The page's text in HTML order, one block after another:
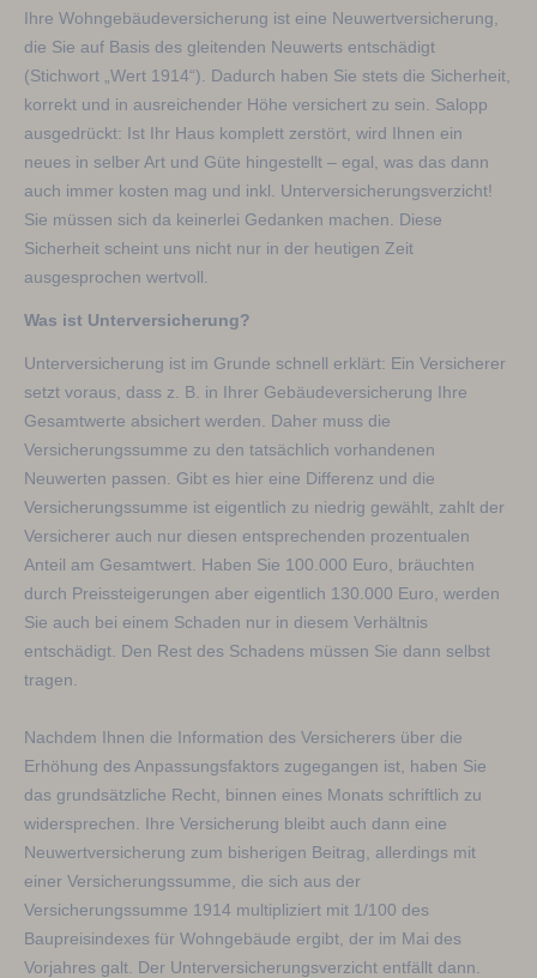
Ihre Wohngebäudeversicherung ist eine Neuwertversicherung,
die Sie auf Basis des gleitenden Neuwerts entschädigt
(Stichwort „Wert 1914“). Dadurch haben Sie stets die Sicherheit,
korrekt und in ausreichender Höhe versichert zu sein. Salopp
ausgedrückt: Ist Ihr Haus komplett zerstört, wird Ihnen ein
neues in selber Art und Güte hingestellt – egal, was das dann
auch immer kosten mag und inkl. Unterversicherungsverzicht!
Sie müssen sich da keinerlei Gedanken machen. Diese
Sicherheit scheint uns nicht nur in der heutigen Zeit
ausgesprochen wertvoll.
Was ist Unterversicherung?
Unterversicherung ist im Grunde schnell erklärt: Ein Versicherer
setzt voraus, dass z. B. in Ihrer Gebäudeversicherung Ihre
Gesamtwerte absichert werden. Daher muss die
Versicherungssumme zu den tatsächlich vorhandenen
Neuwerten passen. Gibt es hier eine Differenz und die
Versicherungssumme ist eigentlich zu niedrig gewählt, zahlt der
Versicherer auch nur diesen entsprechenden prozentualen
Anteil am Gesamtwert. Haben Sie 100.000 Euro, bräuchten
durch Preissteigerungen aber eigentlich 130.000 Euro, werden
Sie auch bei einem Schaden nur in diesem Verhältnis
entschädigt. Den Rest des Schadens müssen Sie dann selbst
tragen.
Nachdem Ihnen die Information des Versicherers über die
Erhöhung des Anpassungsfaktors zugegangen ist, haben Sie
das grundsätzliche Recht, binnen eines Monats schriftlich zu
widersprechen. Ihre Versicherung bleibt auch dann eine
Neuwertversicherung zum bisherigen Beitrag, allerdings mit
einer Versicherungssumme, die sich aus der
Versicherungssumme 1914 multipliziert mit 1/100 des
Baupreisindexes für Wohngebäude ergibt, der im Mai des
Vorjahres galt. Der Unterversicherungsverzicht entfällt dann.